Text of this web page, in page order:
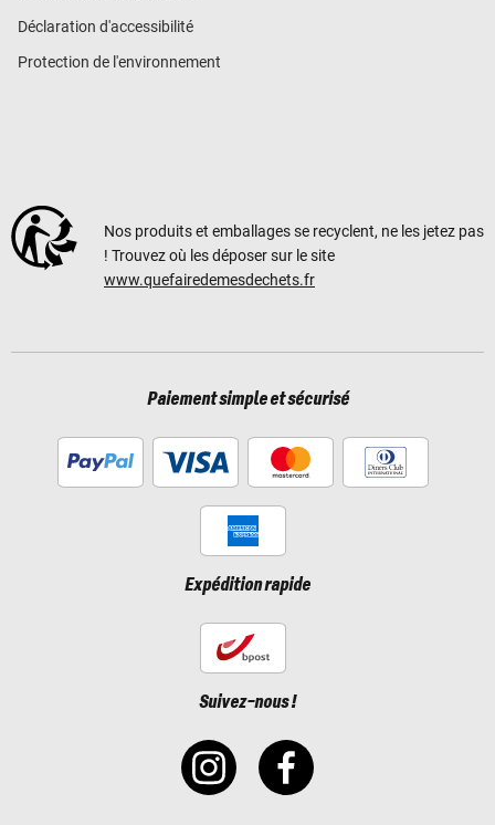
Déclaration d'accessibilité
Protection de l'environnement
Nos produits et emballages se recyclent, ne les jetez pas
! Trouvez où les déposer sur le site
www.quefairedemesdechets.fr
Paiement simple et sécurisé
Expédition rapide
Suivez-nous !